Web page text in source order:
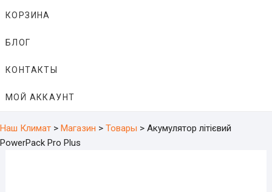
КОРЗИНА
БЛОГ
КОНТАКТЫ
МОЙ АККАУНТ
Наш Климат > Магазин > Товары > Акумулятор літієвий
PowerPack Pro Plus